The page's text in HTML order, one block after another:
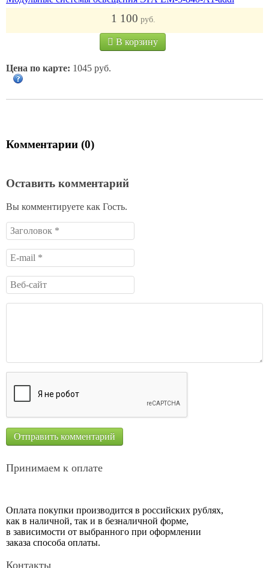
1 100 руб.
В корзину
Цена по карте: 1045 руб.
Комментарии (0)
Оставить комментарий
Вы комментируете как Гость.
Принимаем к оплате
Оплата покупки производится в российских рублях,
как в наличной, так и в безналичной форме,
в зависимости от выбранного при оформлении
заказа способа оплаты.
Контакты